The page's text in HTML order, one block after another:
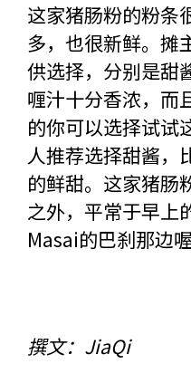
这家猪肠粉的粉条
多，也很新鲜。摊
供选择，分别是甜
喱汁十分香浓，而
的你可以选择试试
人推荐选择甜酱，
的鲜甜。这家猪肠
之外，平常于早上
Masai的巴刹那边
撰文：JiaQi